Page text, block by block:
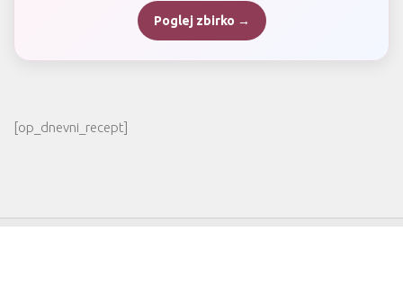
Poglej zbirko →
[op_dnevni_recept]